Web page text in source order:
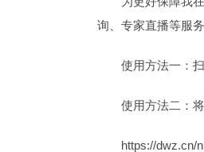
询、专家直播等服
使用方法一：
使用方法二：
https://dwz.cn/